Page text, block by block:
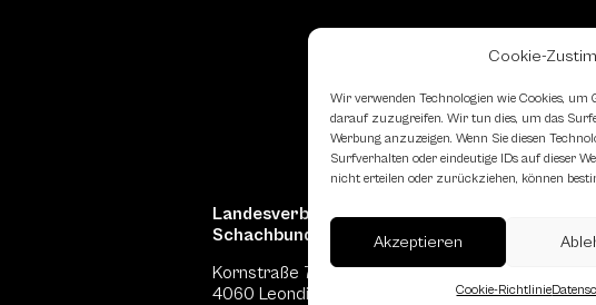
Cookie-
Wir verwenden Technologien wie Cookies,
darauf zuzugreifen. Wir tun dies, um das
Werbung anzuzeigen. Wenn Sie diesen
Surfverhalten oder eindeutige IDs auf dieser
nicht erteilen oder zurückziehen, können
Akzeptieren
Cookie-Richtlinie
Landesverband Oberösterreich des
Schachbundes
Kornstraße 7A
4060 Leonding